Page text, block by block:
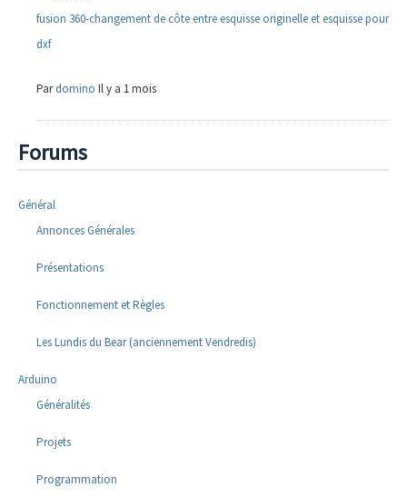
fusion 360-changement de côte entre esquisse originelle et esquisse pour
dxf
Pardomino Il y a 1 mois
Forums
Général
Annonces Générales
Présentations
Fonctionnement et Règles
Les Lundis du Bear (anciennement Vendredis)
Arduino
Généralités
Projets
Programmation